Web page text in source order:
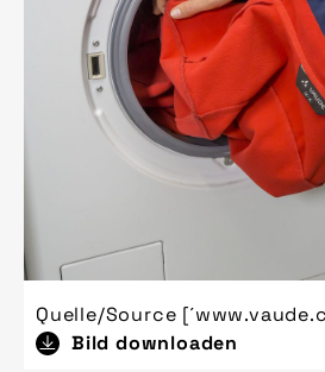
Quelle/Source
Bild downloaden